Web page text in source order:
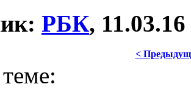
РБК, 11.03.16
<